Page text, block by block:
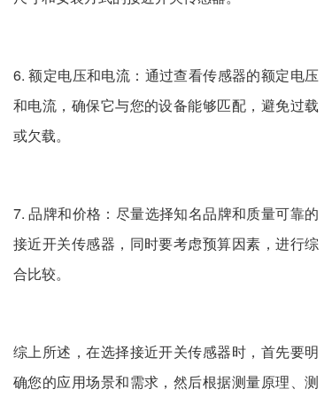
6. 额定电压和电流：通过查看传感器的额定电压
和电流，确保它与您的设备能够匹配，避免过载
或欠载。
7. 品牌和价格：尽量选择知名品牌和质量可靠的
接近开关传感器，同时要考虑预算因素，进行综
合比较。
综上所述，在选择接近开关传感器时，首先要明
确您的应用场景和需求，然后根据测量原理、测